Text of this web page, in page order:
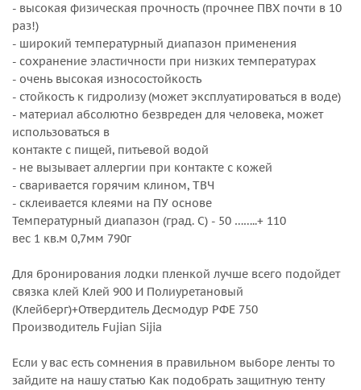
- высокая физическая прочность (прочнее ПВХ почти в 10
раз!)
- широкий температурный диапазон применения
- сохранение эластичности при низких температурах
- очень высокая износостойкость
- стойкость к гидролизу (может эксплуатироваться в воде)
- материал абсолютно безвреден для человека, может
использоваться в
контакте с пищей, питьевой водой
- не вызывает аллергии при контакте с кожей
- сваривается горячим клином, ТВЧ
- склеивается клеями на ПУ основе
Температурный диапазон (град. С) - 50 ……..+ 110
вес 1 кв.м 0,7мм 790г
Для бронирования лодки пленкой лучше всего подойдет
связка клей Клей 900 И Полиуретановый
(Клейберг)+Отвердитель Десмодур РФЕ 750
Производитель Fujian Sijia
Если у вас есть сомнения в правильном выборе ленты то
зайдите на нашу статью Как подобрать защитную тенту